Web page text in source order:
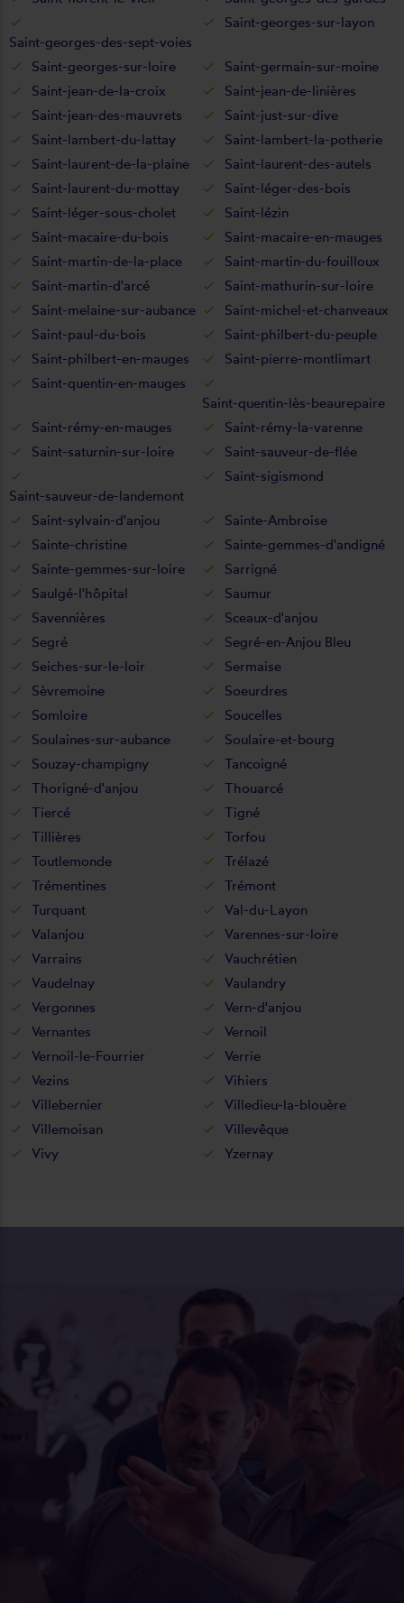
Saint-georges-des-sept-voies
Saint-georges-sur-layon
Saint-georges-sur-loire
Saint-germain-sur-moine
Saint-jean-de-la-croix
Saint-jean-de-linières
Saint-jean-des-mauvrets
Saint-just-sur-dive
Saint-lambert-du-lattay
Saint-lambert-la-potherie
Saint-laurent-de-la-plaine
Saint-laurent-des-autels
Saint-laurent-du-mottay
Saint-léger-des-bois
Saint-léger-sous-cholet
Saint-lézin
Saint-macaire-du-bois
Saint-macaire-en-mauges
Saint-martin-de-la-place
Saint-martin-du-fouilloux
Saint-martin-d'arcé
Saint-mathurin-sur-loire
Saint-melaine-sur-aubance
Saint-michel-et-chanveaux
Saint-paul-du-bois
Saint-philbert-du-peuple
Saint-philbert-en-mauges
Saint-pierre-montlimart
Saint-quentin-en-mauges
Saint-quentin-lès-beaurepaire
Saint-rémy-en-mauges
Saint-rémy-la-varenne
Saint-saturnin-sur-loire
Saint-sauveur-de-flée
Saint-sauveur-de-landemont
Saint-sigismond
Saint-sylvain-d'anjou
Sainte-Ambroise
Sainte-christine
Sainte-gemmes-d'andigné
Sainte-gemmes-sur-loire
Sarrigné
Saulgé-l'hôpital
Saumur
Savennières
Sceaux-d'anjou
Segré
Segré-en-Anjou Bleu
Seiches-sur-le-loir
Sermaise
Sèvremoine
Soeurdres
Somloire
Soucelles
Soulaines-sur-aubance
Soulaire-et-bourg
Souzay-champigny
Tancoigné
Thorigné-d'anjou
Thouarcé
Tiercé
Tigné
Tillières
Torfou
Toutlemonde
Trélazé
Trémentines
Trémont
Turquant
Val-du-Layon
Valanjou
Varennes-sur-loire
Varrains
Vauchrétien
Vaudelnay
Vaulandry
Vergonnes
Vern-d'anjou
Vernantes
Vernoil
Vernoil-le-Fourrier
Verrie
Vezins
Vihiers
Villebernier
Villedieu-la-blouère
Villemoisan
Villevêque
Vivy
Yzernay